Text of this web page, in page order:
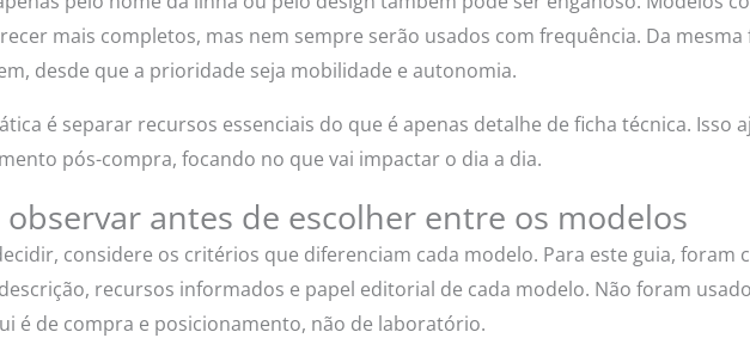
mais completos, mas nem sempre serão usados com frequência. Da
desde que a prioridade seja mobilidade e autonomia.
é separar recursos essenciais do que é apenas detalhe de ficha técnica. Isso
pós-compra, focando no que vai impactar o dia a dia.
observar antes de escolher entre os modelos
considere os critérios que diferenciam cada modelo. Para este guia, foram
recursos informados e papel editorial de cada modelo. Não foram
é de compra e posicionamento, não de laboratório.